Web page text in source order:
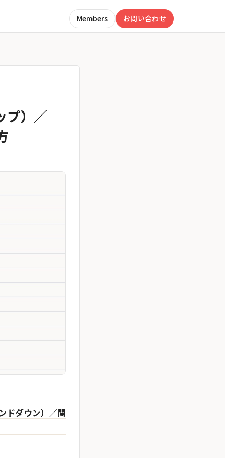
Members お問い合わせ
プ）／
ドダウン）／関